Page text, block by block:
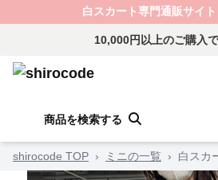
白スカート専門通販サイ
10,000円以上のご購入
商品を検索する
shirocode TOP › ミニの一覧 › 白スカ